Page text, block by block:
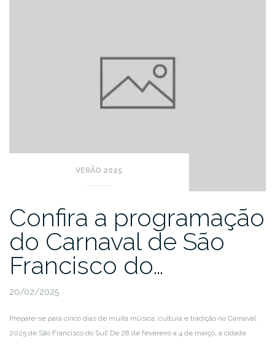
VERÃO 2025
Confira a programação
do Carnaval de São
Francisco do…
20/02/2025
Prepare-se para cinco dias de muita música, cultura e tradição no Carnaval
2025 de São Francisco do Sul! De 28 de fevereiro a 4 de março, a cidade